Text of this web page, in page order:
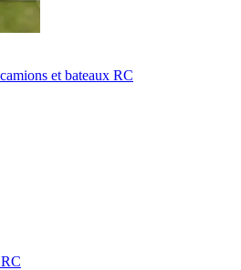
et bateaux RC